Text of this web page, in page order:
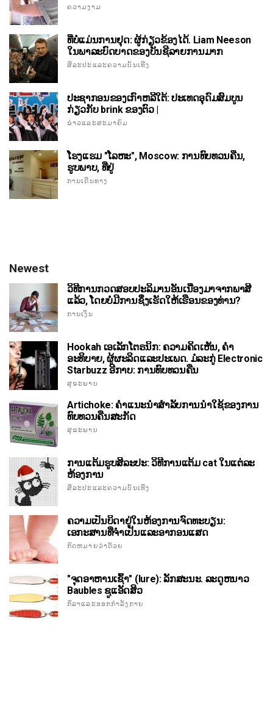
ຄວາມງາມ
ທີ່ບໍ່ແມ່ນການຢຸດ: ຜູ້ກ່ຽວຂ້ອງໄດ້. Liam Neeson
ໃນພາລະບົດບາດຂອງບັນຊີລາຍການມາກ
ສິລະປະແລະຄວາມບັນເທີງ
ປະຊາກອນຂອງເກົາຫລີໃຕ້: ປະເທດອຸດົມສົມບູນ
ກ່ຽວກັບ brink ຂອງຕົວ |
ຂ່າວແລະສະມາຄົມ
ໂຮງແຮມ "ໂລຫະ", Moscow: ການທົບທວນຄືນ,
ຮູບພາບ, ທີ່ຢູ່
ການເດີນທາງ
Newest
ວິທີການກວດສອບປະລິມານອັນເນື່ອງມາຈາກພາສີ
ແລ້ວ, ໂດຍບໍ່ມີການຊຶ່ງເຮັດໃຫ້ເຮືອນຂອງທ່ານ?
ການເງິນ
Hookah ເອເລັກໂຕຣນິກ: ຄວາມຄິດເຫັນ, ຄໍາ
ອະທິບາຍ, ຜູ້ຜະລິດແລະປະເພດ. ມໍລະກູ່ Electronic
Starbuzz ອີກາບ: ການທົບທວນຄືນ
ສຸຂະພາບ
Artichoke: ຄໍາແນະນໍາສໍາລັບການນໍາໃຊ້ຂອງການ
ທົບທວນຄືນສະກັດ
ສຸຂະພາບ
ການແຕ້ມຮູບສິລະປະ: ວິທີການແຕ້ມ cat ໃນແຕ່ລະ
ຫ້ອງການ
ສິລະປະແລະຄວາມບັນເທີງ
ຄວາມເປັນບິດາຢູ່ໃນຫ້ອງການຈົດທະບຽນ:
ເອກະສານທີ່ຈໍາເປັນແລະອາກອນແສດ
ກົດຫມາຍວ່າດ້ວຍ
"ຈຸດອາຫານເຊົ້າ" (lure): ລັກສະນະ. ລະດູຫນາວ
Baubles ຊູແອັດສິວ
ກິລາແລະອອກກໍາລັງກາຍ